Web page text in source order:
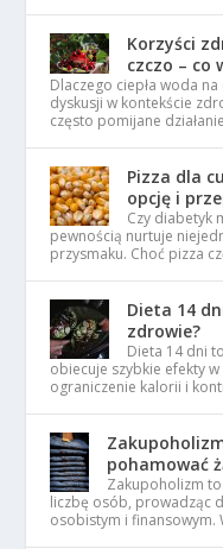
Korzyści
czczo – co
Dlaczego ciepła woda
dyskusji w kontekście
często pomijane
Pizza dla
opcję i
Czy diabetyk
pewnością nurtuje
przysmaku. Choć pizza
Dieta 14
zdrowie?
Dieta 14 dni
obiecuje szybkie efekty
ograniczenie kalorii i
pohamować
Zakupoholizm
liczbę osób, prowadząc
osobistym i finansowym.